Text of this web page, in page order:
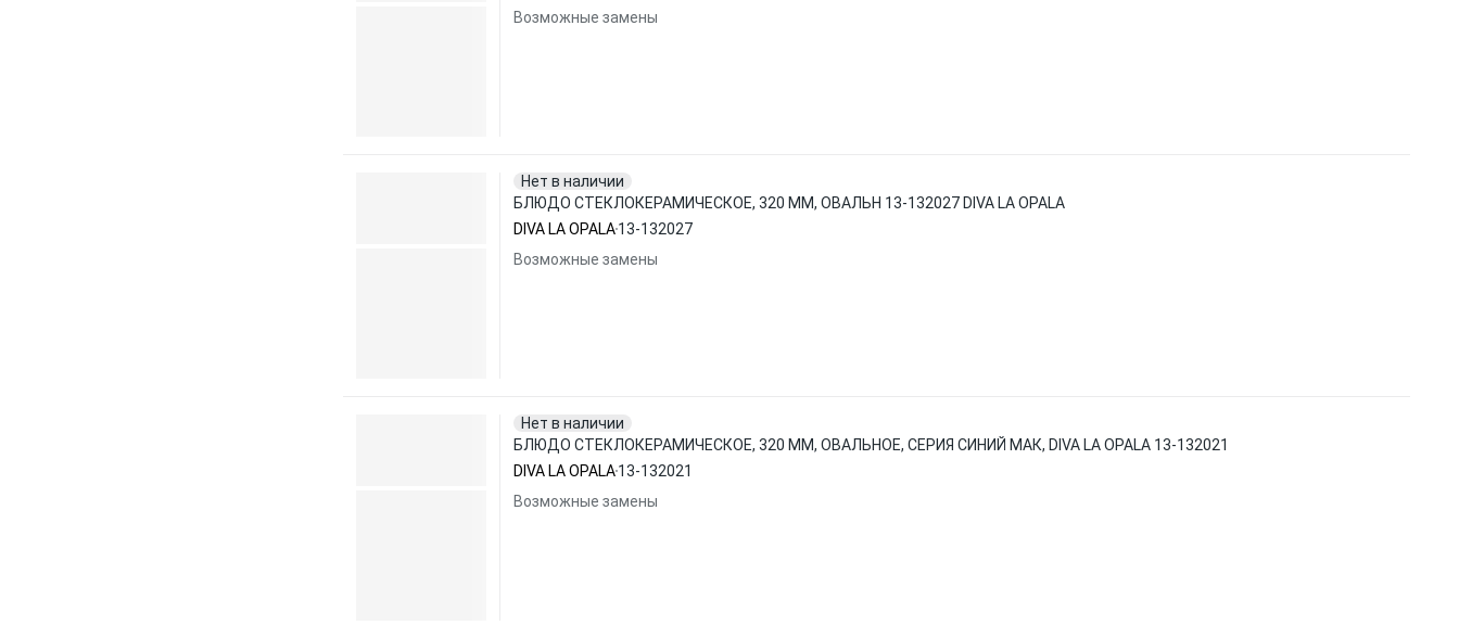
Возможные замены
Нет в наличии
БЛЮДО СТЕКЛОКЕРАМИЧЕСКОЕ, 320 ММ, ОВАЛЬН 13-132027 DIVA LA OPALA
DIVA LA OPALA13-132027
Возможные замены
Нет в наличии
БЛЮДО СТЕКЛОКЕРАМИЧЕСКОЕ, 320 ММ, ОВАЛЬНОЕ, СЕРИЯ СИНИЙ МАК, DIVA LA OPALA 13-132021
DIVA LA OPALA13-132021
Возможные замены